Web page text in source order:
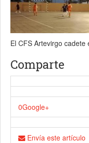
El CFS Artevirgo
Comparte
0Google+
Envía este artículo